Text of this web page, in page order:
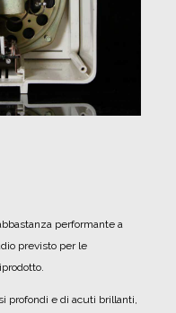
performante a
previsto per le
profondi e di acuti brillanti,